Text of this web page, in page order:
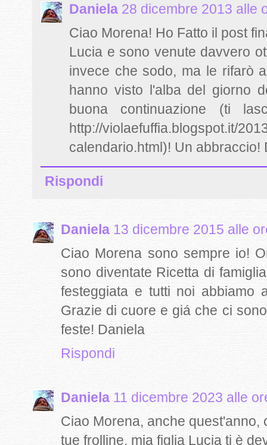
Daniela 28 dicembre 2013 alle
Ciao Morena! Ho Fatto il post
Lucia e sono venute davvero
invece che sodo, ma le rifarò
hanno visto l'alba del giorno
buona continuazione (ti
http://violaefuffia.blogspot.it/
calendario.html)! Un abbraccio!
Rispondi
Daniela 13 dicembre 2015 alle
Ciao Morena sono sempre io!
sono diventate Ricetta di
festeggiata e tutti noi abbiamo
Grazie di cuore e giá che ci
feste! Daniela
Rispondi
Daniela 11 dicembre 2023 alle
Ciao Morena, anche
tue frolline, mia figlia Lucia ti è